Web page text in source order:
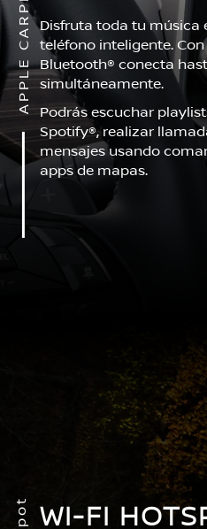
Disfruta toda tu música
teléfono inteligente.
Bluetooth® conecta
simultáneamente.
Podrás escuchar
Spotify®, realizar
mensajes usando
apps de mapas.
WI-FI